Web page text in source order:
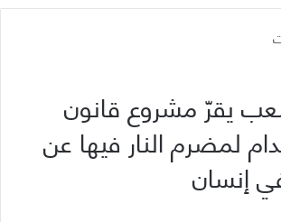
يقرّ مشروع قانون
لمضرم النار فيها عن
إنسان